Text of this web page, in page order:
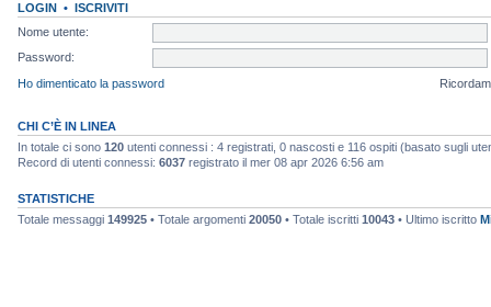
LOGIN • ISCRIVITI
Nome utente:
Password:
Ho dimenticato la password
CHI C’È IN LINEA
In totale ci sono 120 utenti connessi : 4 registrati, 0 nascosti e 116 ospiti (basato sugli
Record di utenti connessi: 6037 registrato il mer 08 apr 2026 6:56 am
STATISTICHE
Totale messaggi 149925 • Totale argomenti 20050 • Totale iscritti 10043 • Ultimo iscritto